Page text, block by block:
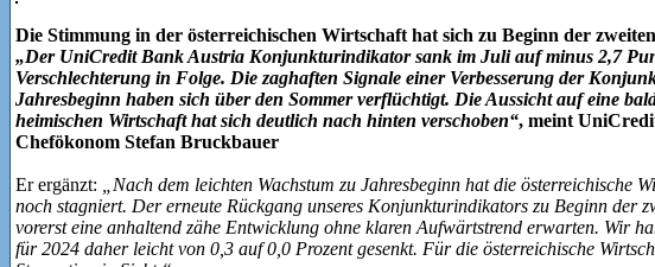
Die Stimmung in der österreichischen Wirtschaft hat sich zu Beginn der
„Der UniCredit Bank Austria Konjunkturindikator sank im Juli auf minus 2,7
Verschlechterung in Folge. Die zaghaften Signale einer Verbesserung der
Jahresbeginn haben sich über den Sommer verflüchtigt. Die Aussicht auf eine
heimischen Wirtschaft hat sich deutlich nach hinten verschoben“, meint
Chefökonom Stefan Bruckbauer
Er ergänzt:
„Nach dem leichten Wachstum zu Jahresbeginn hat die österreichische
noch stagniert. Der erneute Rückgang unseres Konjunkturindikators zu Beginn der
vorerst eine anhaltend zähe Entwicklung ohne klaren Aufwärtstrend erwarten. Wir
für 2024 daher leicht von 0,3 auf 0,0 Prozent gesenkt. Für die österreichische